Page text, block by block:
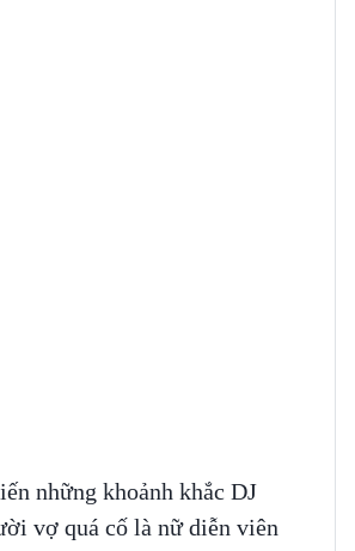
những khoảnh khắc DJ
vợ quá cố là nữ diễn viên